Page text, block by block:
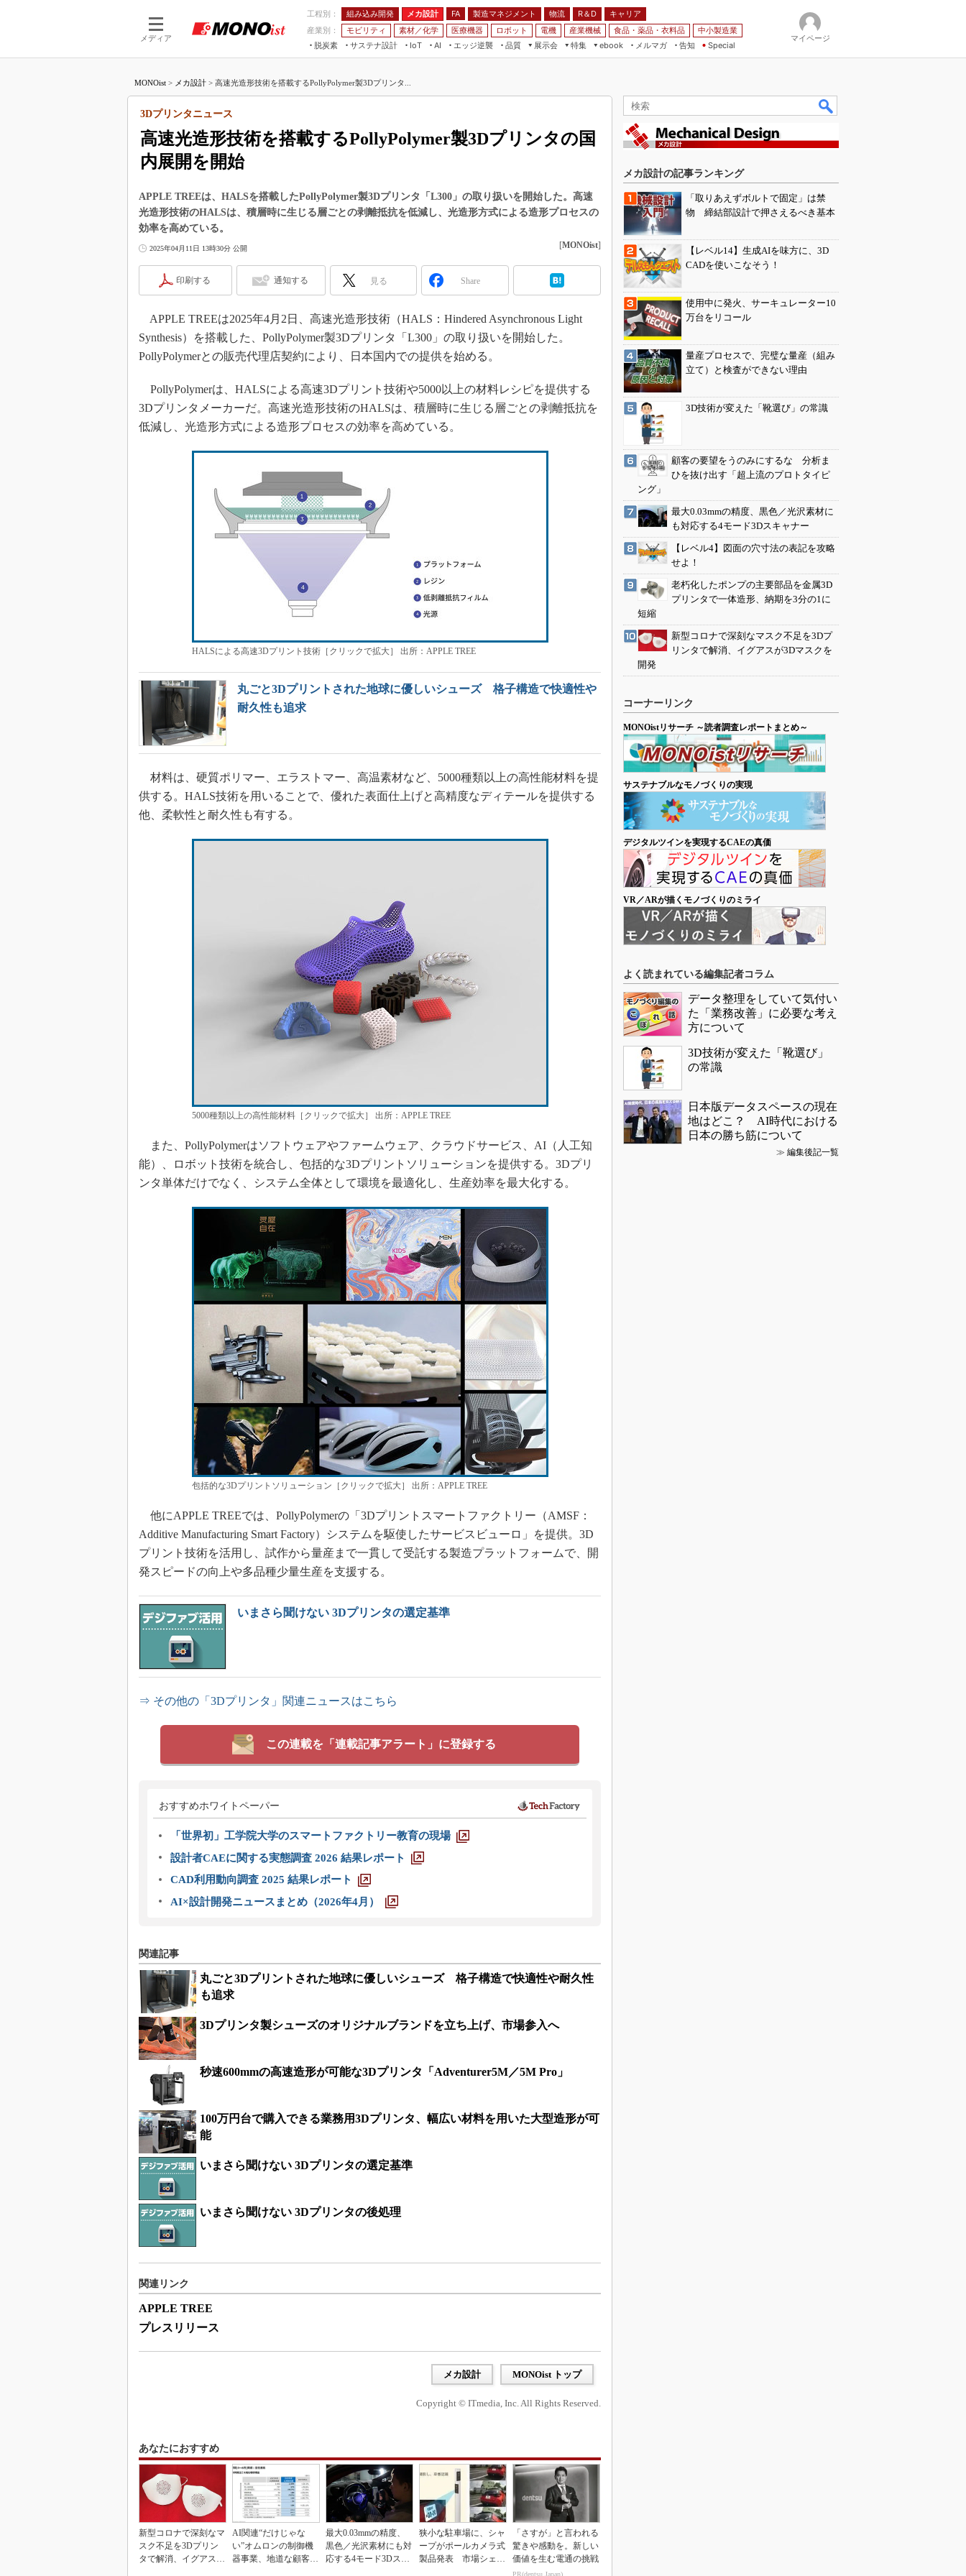
メディア
工程別： 組み込み開発 メカ設計 FA 製造マネジメント 物流 R＆D
キャリア
産業別：
モビリティ 素材／化学 医療機器 ロボット 電機 産業機械 食品・薬品・衣料品
中小製造業
脱炭素
サステナ設計
IoT
つながる工場
AI
AI×設備保全
エッジ逆襲 品質
展示会
JIMTOF
IIFES
TECHNO-FRONTIER
EdgeTech+
日本ものづくりワールド
AUTOMOTIVE WORLD
産業オープンネット展
特集
VR／AR
組み込み画像技術
組み込みモデリング
ISO26262
デジタルツインとCAE
インダストリー4.0
イノベーション
新型コロナへの対応
ebook
FA
メルマガ
告知 Special
マイページ
MONOist > メカ設計 > 高速光造形技術を搭載するPollyPolymer製3Dプリンタ...
高速光造形技術を搭載するPollyPolymer製3Dプリンタの国
内展開を開始
3Dプリンタニュース
APPLE TREEは、HALSを搭載したPollyPolymer製3Dプリンタ「L300」の取り扱いを開始した。高速
光造形技術のHALSは、積層時に生じる層ごとの剥離抵抗を低減し、光造形方式による造形プロセスの
効率を高めている。
2025年04月11日 13時30分 公開 [MONOist]
印刷する 通知する 見る Share
APPLE TREEは2025年4月2日、高速光造形技術（HALS：Hindered Asynchronous Light
Synthesis）を搭載した、PollyPolymer製3Dプリンタ「L300」の取り扱いを開始した。
PollyPolymerとの販売代理店契約により、日本国内での提供を始める。
PollyPolymerは、HALSによる高速3Dプリント技術や5000以上の材料レシピを提供する
3Dプリンタメーカーだ。高速光造形技術のHALSは、積層時に生じる層ごとの剥離抵抗を
低減し、光造形方式による造形プロセスの効率を高めている。
HALSによる高速3Dプリント技術［クリックで拡大］ 出所：APPLE TREE
丸ごと3Dプリントされた地球に優しいシューズ 格子構造で快適性や
耐久性も追求
材料は、硬質ポリマー、エラストマー、高温素材など、5000種類以上の高性能材料を提
供する。HALS技術を用いることで、優れた表面仕上げと高精度なディテールを提供する
他、柔軟性と耐久性も有する。
5000種類以上の高性能材料［クリックで拡大］ 出所：APPLE TREE
また、PollyPolymerはソフトウェアやファームウェア、クラウドサービス、AI（人工知
能）、ロボット技術を統合し、包括的な3Dプリントソリューションを提供する。3Dプリ
ンタ単体だけでなく、システム全体として環境を最適化し、生産効率を最大化する。
包括的な3Dプリントソリューション［クリックで拡大］ 出所：APPLE TREE
他にAPPLE TREEでは、PollyPolymerの「3Dプリントスマートファクトリー（AMSF：
Additive Manufacturing Smart Factory）システムを駆使したサービスビューロ」を提供。3D
プリント技術を活用し、試作から量産まで一貫して受託する製造プラットフォームで、開
発スピードの向上や多品種少量生産を支援する。
いまさら聞けない 3Dプリンタの選定基準
⇒ その他の「3Dプリンタ」関連ニュースはこちら
この連載を「連載記事アラート」に登録する
おすすめホワイトペーパー
「世界初」工学院大学のスマートファクトリー教育の現場
設計者CAEに関する実態調査 2026 結果レポート
CAD利用動向調査 2025 結果レポート
AI×設計開発ニュースまとめ（2026年4月）
関連記事
丸ごと3Dプリントされた地球に優しいシューズ 格子構造で快適性や耐久性
も追求
3Dプリンタ製シューズのオリジナルブランドを立ち上げ、市場参入へ
秒速600mmの高速造形が可能な3Dプリンタ「Adventurer5M／5M Pro」
100万円台で購入できる業務用3Dプリンタ、幅広い材料を用いた大型造形が可
能
いまさら聞けない 3Dプリンタの選定基準
いまさら聞けない 3Dプリンタの後処理
関連リンク
APPLE TREE
プレスリリース
メカ設計 MONOist トップ
Copyright © ITmedia, Inc. All Rights Reserved.
あなたにおすすめ
新型コロナで深刻なマ
スク不足を3Dプリン
タで解消、イグアスが
AI関連“だけじゃな
い”オムロンの制御機
器事業、地道な顧客基
最大0.03mmの精度、
黒色／光沢素材にも対
応する4モード3Dスキ
狭小な駐車場に、シャ
ープがポールカメラ式
製品発表 市場シェア
「さすが」と言われる
驚きや感動を。新しい
価値を生む電通の挑戦
PR(dentsu Japan)
メカ設計の記事ランキング
「取りあえずボルトで固定」は禁
物 締結部設計で押さえるべき基本
【レベル14】生成AIを味方に、3D
CADを使いこなそう！
使用中に発火、サーキュレーター10
万台をリコール
量産プロセスで、完璧な量産（組み
立て）と検査ができない理由
3D技術が変えた「靴選び」の常識
顧客の要望をうのみにするな 分析ま
ひを抜け出す「超上流のプロトタイピ
ング」
最大0.03mmの精度、黒色／光沢素材に
も対応する4モード3Dスキャナー
【レベル4】図面の穴寸法の表記を攻略
せよ！
老朽化したポンプの主要部品を金属3D
プリンタで一体造形、納期を3分の1に
短縮
新型コロナで深刻なマスク不足を3Dプ
リンタで解消、イグアスが3Dマスクを
開発
コーナーリンク
MONOistリサーチ ～読者調査レポートまとめ～
サステナブルなモノづくりの実現
デジタルツインを実現するCAEの真価
VR／ARが描くモノづくりのミライ
よく読まれている編集記者コラム
データ整理をしていて気付い
た「業務改善」に必要な考え
方について
3D技術が変えた「靴選び」
の常識
日本版データスペースの現在
地はどこ？ AI時代における
日本の勝ち筋について
≫ 編集後記一覧